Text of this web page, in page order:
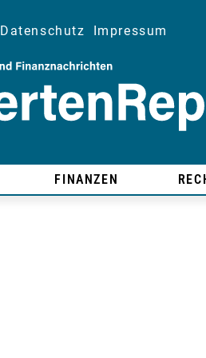
Datenschutz Impressum
FINANZEN